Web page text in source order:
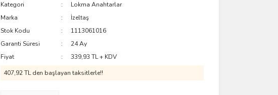
Kategori
Lokma Anahtarlar
Marka
İzeltaş
Stok Kodu
1113061016
Garanti Süresi
24 Ay
Fiyat
339,93 TL + KDV
407,92 TL den başlayan taksitlerle!!